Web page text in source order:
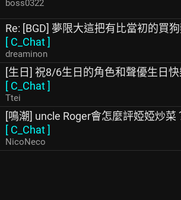
boss0322
Re: [BGD] 夢限大這把有比當初的買
[ C_Chat]
dreaminon
[生日] 祝8/6生日的角色和聲優生日
[ C_Chat]
Ttei
[鳴潮] uncle Roger會怎麼評婭婭炒菜
[ C_Chat]
NicoNeco